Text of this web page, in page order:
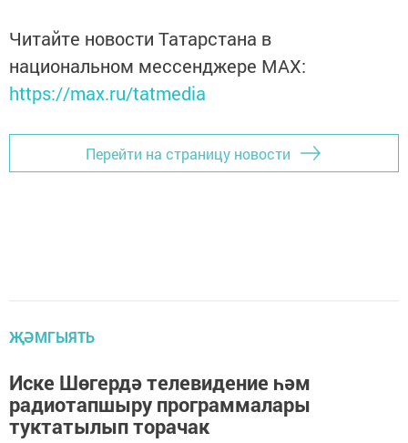
Читайте новости Татарстана в
национальном мессенджере MАХ:
https://max.ru/tatmedia
Перейти на страницу новости
ҖӘМГЫЯТЬ
Иске Шөгердә телевидение һәм
радиотапшыру программалары
туктатылып торачак